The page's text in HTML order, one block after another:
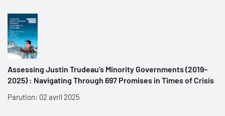
Assessing Justin Trudeau’s Minority Governments (2019–
2025) : Navigating Through 697 Promises in Times of Crisis
Parution: 02 avril 2025